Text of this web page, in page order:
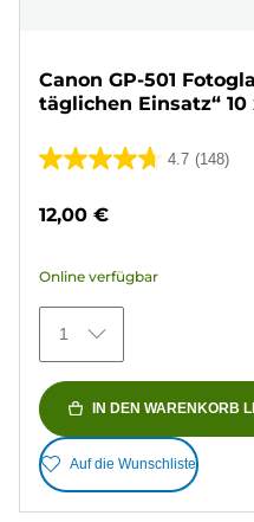
Canon GP-501
täglichen Einsatz“
4.7 (148)
4.7
5
148
Bewertungen
12,00 €
Online verfügbar
1
IN DEN WARENKORB
Auf die Wunschliste